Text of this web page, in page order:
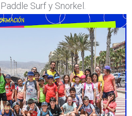
Surf y Snorkel.